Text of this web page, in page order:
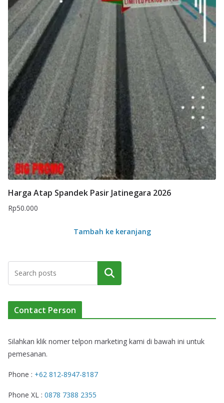
Harga Atap Spandek Pasir Jatinegara 2026
Rp50.000
Tambah ke keranjang
Cari
Contact Person
Silahkan klik nomer telpon marketing kami di bawah ini untuk
pemesanan.
Phone : +62 812-8947-8187
Phone XL : 0878 7388 2355